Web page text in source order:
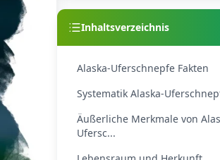
Inhaltsverzeichnis
Alaska-Uferschnepfe Fakten
Systematik Alaska-
Äußerliche Merkmale von
Ufersc...